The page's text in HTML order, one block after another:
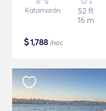
Katamarán
52 ft
16 m
$1,788 /noc